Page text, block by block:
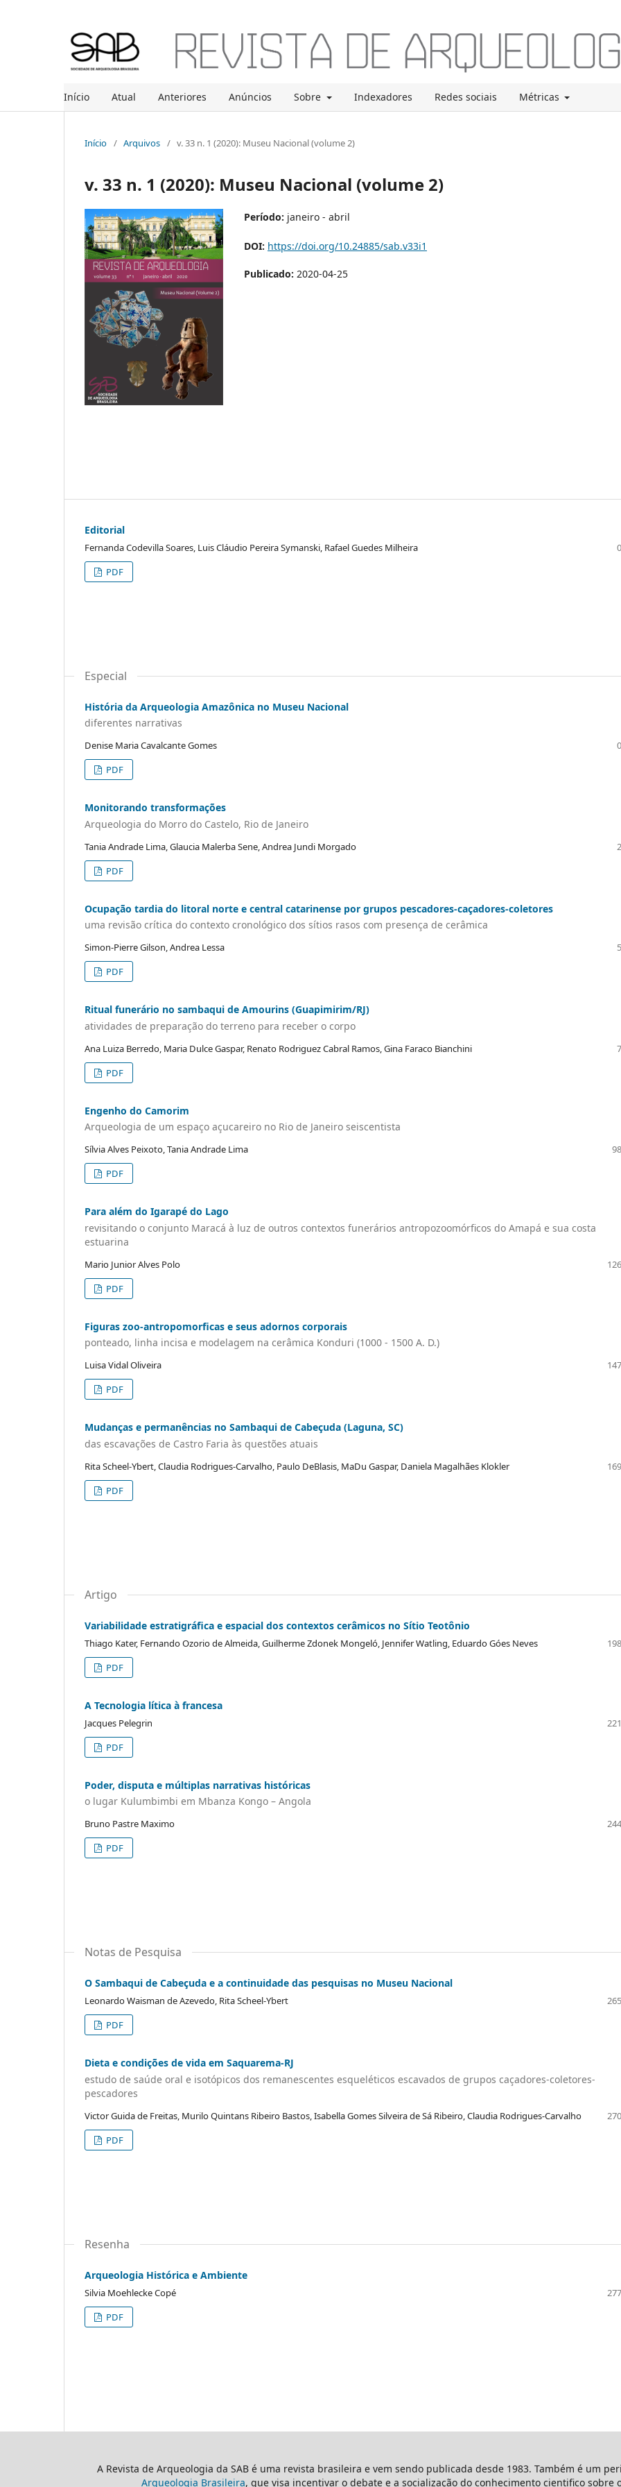
Início Atual Anteriores Anúncios Sobre Indexadores Redes sociais Métricas
Início / Arquivos / v. 33 n. 1 (2020): Museu Nacional (volume 2)
v. 33 n. 1 (2020): Museu Nacional (volume 2)
Período: janeiro - abril
DOI: https://doi.org/10.24885/sab.v33i1
Publicado: 2020-04-25
Editorial
Fernanda Codevilla Soares, Luis Cláudio Pereira Symanski, Rafael Guedes Milheira
PDF
Especial
História da Arqueologia Amazônica no Museu Nacional
diferentes narrativas
Denise Maria Cavalcante Gomes
PDF
Monitorando transformações
Arqueologia do Morro do Castelo, Rio de Janeiro
Tania Andrade Lima, Glaucia Malerba Sene, Andrea Jundi Morgado
PDF
Ocupação tardia do litoral norte e central catarinense por grupos pescadores-caçadores-coletores
uma revisão crítica do contexto cronológico dos sítios rasos com presença de cerâmica
Simon-Pierre Gilson, Andrea Lessa
PDF
Ritual funerário no sambaqui de Amourins (Guapimirim/RJ)
atividades de preparação do terreno para receber o corpo
Ana Luiza Berredo, Maria Dulce Gaspar, Renato Rodriguez Cabral Ramos, Gina Faraco Bianchini
PDF
Engenho do Camorim
Arqueologia de um espaço açucareiro no Rio de Janeiro seiscentista
Sílvia Alves Peixoto, Tania Andrade Lima
PDF
Para além do Igarapé do Lago
revisitando o conjunto Maracá à luz de outros contextos funerários antropozoomórficos do Amapá e sua costa
estuarina
Mario Junior Alves Polo
PDF
Figuras zoo-antropomorficas e seus adornos corporais
ponteado, linha incisa e modelagem na cerâmica Konduri (1000 - 1500 A. D.)
Luisa Vidal Oliveira
PDF
Mudanças e permanências no Sambaqui de Cabeçuda (Laguna, SC)
das escavações de Castro Faria às questões atuais
Rita Scheel-Ybert, Claudia Rodrigues-Carvalho, Paulo DeBlasis, MaDu Gaspar, Daniela Magalhães Klokler
PDF
Artigo
Variabilidade estratigráfica e espacial dos contextos cerâmicos no Sítio Teotônio
Thiago Kater, Fernando Ozorio de Almeida, Guilherme Zdonek Mongeló, Jennifer Watling, Eduardo Góes Neves
PDF
A Tecnologia lítica à francesa
Jacques Pelegrin
PDF
Poder, disputa e múltiplas narrativas históricas
o lugar Kulumbimbi em Mbanza Kongo – Angola
Bruno Pastre Maximo
PDF
Notas de Pesquisa
O Sambaqui de Cabeçuda e a continuidade das pesquisas no Museu Nacional
Leonardo Waisman de Azevedo, Rita Scheel-Ybert
PDF
Dieta e condições de vida em Saquarema-RJ
estudo de saúde oral e isotópicos dos remanescentes esqueléticos escavados de grupos caçadores-coletores-
pescadores
Victor Guida de Freitas, Murilo Quintans Ribeiro Bastos, Isabella Gomes Silveira de Sá Ribeiro, Claudia Rodrigues-Carvalho
PDF
Resenha
Arqueologia Histórica e Ambiente
Silvia Moehlecke Copé
PDF
A Revista de Arqueologia da SAB é uma revista brasileira e vem sendo publicada desde 1983. Também é um
Arqueologia Brasileira, que visa incentivar o debate e a socialização do conhecimento cientifico